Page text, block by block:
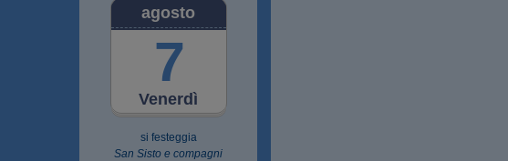
Venerdì
agosto
7
si festeggia
San Sisto e compagni